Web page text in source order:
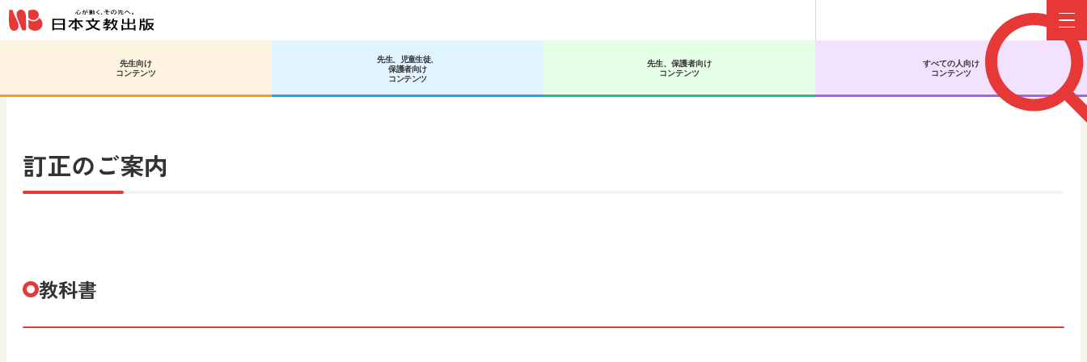
先生向け
コンテンツ
先生、児童生徒、
保護者向け
コンテンツ
先生、保護者向け
コンテンツ
すべての人向け
コンテンツ
高等学校 情報 訂正のご案内
訂正のご案内
教科書